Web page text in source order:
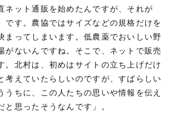
ネット通販を始めたんですが、それが
です。農協ではサイズなどの規格だけを
まってしまいます。低農薬でおいしい野
がないんですね。そこで、ネットで販売
。北村は、初めはサイトの立ち上げだけ
考えていたらしいのですが、すばらしい
うちに、この人たちの思いや情報を伝え
思ったそうなんです」。